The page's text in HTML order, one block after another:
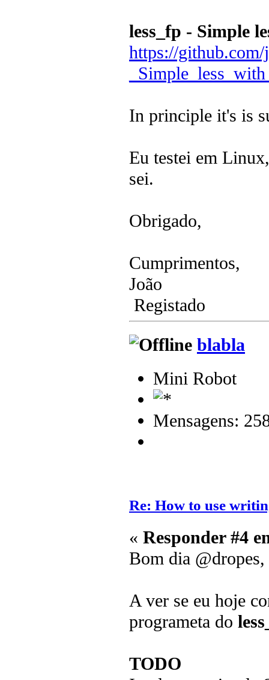
less_fp - Simple
https://
In principle it's is
Eu testei em
sei.
Obrigado,
Cumprimentos,
João
Registado
blabla
Mini Robot
Mensagens:
Re: How to use
« Responder #4
Bom dia @dropes,
A ver se eu hoje
programeta do
TODO